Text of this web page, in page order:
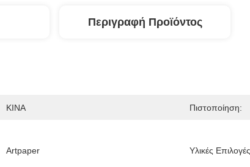
Περιγραφή Προϊόντος
ΚΙΝΑ Πιστοποίηση:
Artpaper Υλικές